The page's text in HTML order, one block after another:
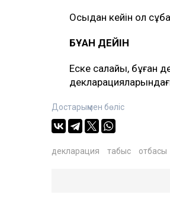
Осыдан кейін ол
БҰҒАН ДЕЙІН
Еске салайық, бұған
Достарыңмен бөліс
декларация табыс отбасы